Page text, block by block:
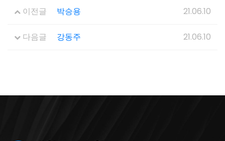
이전글 박승용 21.06.10
다음글 강동주 21.06.10